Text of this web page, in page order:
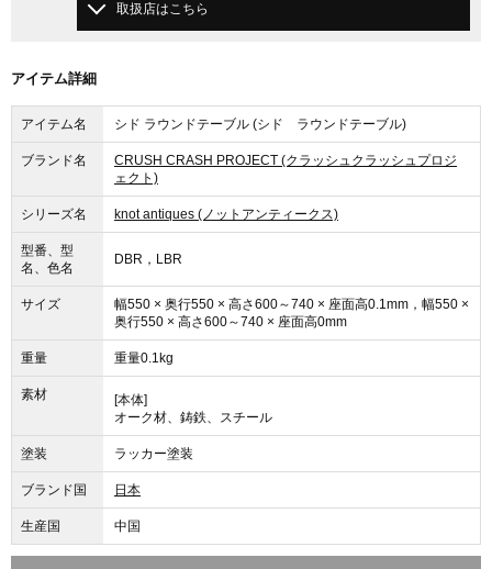
取扱店はこちら
アイテム詳細
アイテム名 シド ラウンドテーブル (シド ラウンドテーブル)
ブランド名
CRUSH CRASH PROJECT (クラッシュクラッシュプロジ
ェクト)
シリーズ名 knot antiques (ノットアンティークス)
型番、型
名、色名
DBR，LBR
サイズ
幅550 × 奥行550 × 高さ600～740 × 座面高0.1mm，幅550 ×
奥行550 × 高さ600～740 × 座面高0mm
重量 重量0.1kg
素材
[本体]
オーク材、鋳鉄、スチール
塗装 ラッカー塗装
ブランド国 日本
生産国 中国